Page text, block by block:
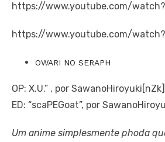
https://www.youtube.com/
https://www.youtube.com/
OWARI NO SERAPH
OP: X.U.” , por
ED: “scaPEGoat”, por
Um anime simplesmente phoda